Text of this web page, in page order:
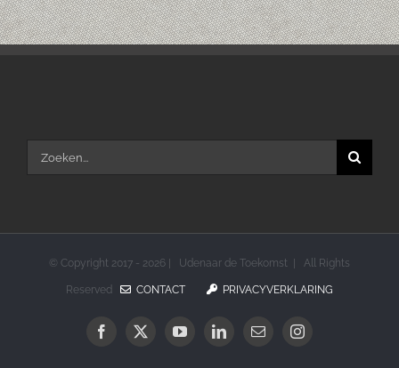
Zoeken
© Copyright 2017 - 2026 | Udenaar de Toekomst | All Rights
Reserved CONTACT PRIVACYVERKLARING
Facebook
X YouTubeLinkedIn
E-
Instagram